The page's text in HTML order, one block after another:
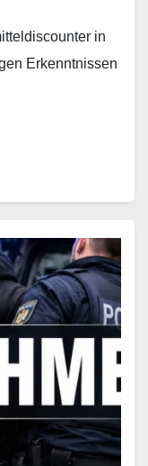
in
Erkenntnissen